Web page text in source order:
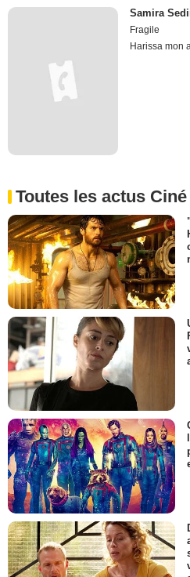
Samira
Fragile
Harissa mon
Toutes les actus